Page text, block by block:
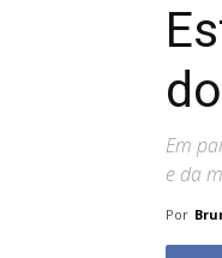
Em
e da
Por